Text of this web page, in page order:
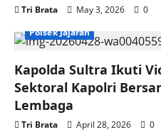
Tri Brata May 3, 2026
0
Polsek Jajaran
Kapolda Sultra Ikuti
Sektoral Kapolri
Lembaga
Tri Brata April 28, 2026
0